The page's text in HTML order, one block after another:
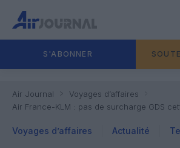
S'ABONNER
Air Journal
Voyages d’affaires
Air France-KLM : pas de surcharge GDS
Voyages d’affaires Actualité